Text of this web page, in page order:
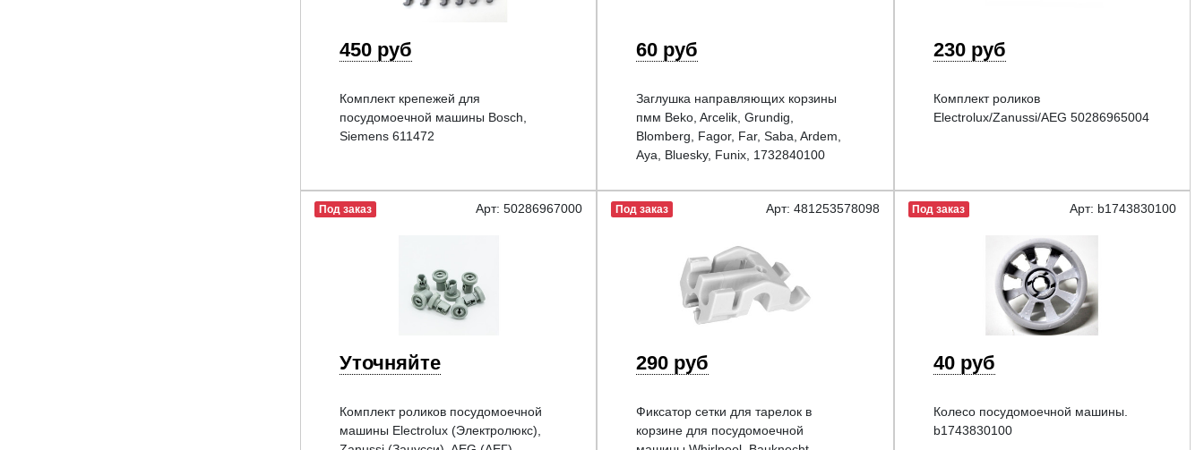
450 руб
Комплект крепежей для
посудомоечной машины Bosch,
Siemens 611472
60 руб
Заглушка направляющих корзины
пмм Beko, Arcelik, Grundig,
Blomberg, Fagor, Far, Saba, Ardem,
Aya, Bluesky, Funix, 1732840100
230 руб
Комплект роликов
Electrolux/Zanussi/AEG 50286965004
Под заказ Арт: 50286967000
Уточняйте
Комплект роликов посудомоечной
машины Electrolux (Электролюкс),
Под заказ Арт: 481253578098
290 руб
Фиксатор сетки для тарелок в
корзине для посудомоечной
Под заказ Арт: b1743830100
40 руб
Колесо посудомоечной машины.
b1743830100